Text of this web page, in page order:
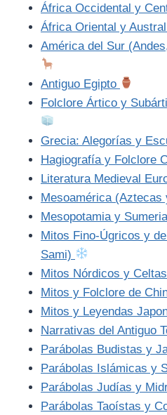
África Occidental y
África Oriental y Austral
América del Sur
Antiguo Egipto
Folclore Ártico y
Grecia: Alegorías y
Hagiografía y Folclore
Literatura Medieval
Mesoamérica (Aztecas
Mesopotamia y Sumeria
Mitos Fino-Úgricos y
Sami)
Mitos Nórdicos y Celtas
Mitos y Folclore de
Mitos y Leyendas
Narrativas del Antiguo
Parábolas Budistas y
Parábolas Islámicas y
Parábolas Judías y
Parábolas Taoístas y